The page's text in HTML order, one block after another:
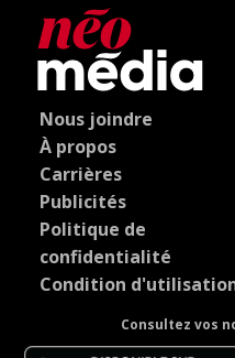
Nous joindre
À propos
Carrières
Publicités
Politique de
confidentialité
Condition
Consultez vos